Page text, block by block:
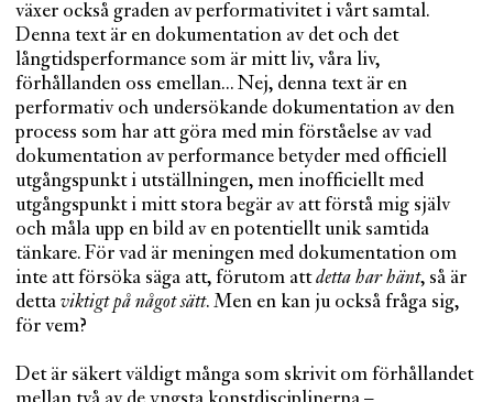
växer också graden av performativitet i vårt samtal.
Denna text är en dokumentation av det och det
långtidsperformance som är mitt liv, våra liv,
förhållanden oss emellan... Nej, denna text är en
performativ och undersökande dokumentation av den
process som har att göra med min förståelse av vad
dokumentation av performance betyder med officiell
utgångspunkt i utställningen, men inofficiellt med
utgångspunkt i mitt stora begär av att förstå mig själv
och måla upp en bild av en potentiellt unik samtida
tänkare. För vad är meningen med dokumentation om
inte att försöka säga att, förutom attdetta har hänt, så är
detta viktigt på något sätt. Men en kan ju också fråga sig,
för vem?
Det är säkert väldigt många som skrivit om förhållandet